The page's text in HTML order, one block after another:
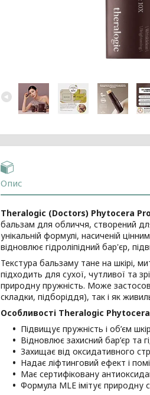
Опис
Theralogic (Doctors) Phytocera
бальзам для обличчя, створений
унікальній формулі, насиченій
відновлює гідроліпідний бар'єр,
Текстура бальзаму тане на шкірі,
підходить для сухої, чутливої та
природну пружність. Може
складки, підборіддя), так і як
Особливості Theralogic
Підвищує пружність і об’єм
Відновлює захисний бар’єр та
Захищає від оксидативного
Надає ліфтинговий ефект і
Має сертифіковану
Формула MLE імітує природну